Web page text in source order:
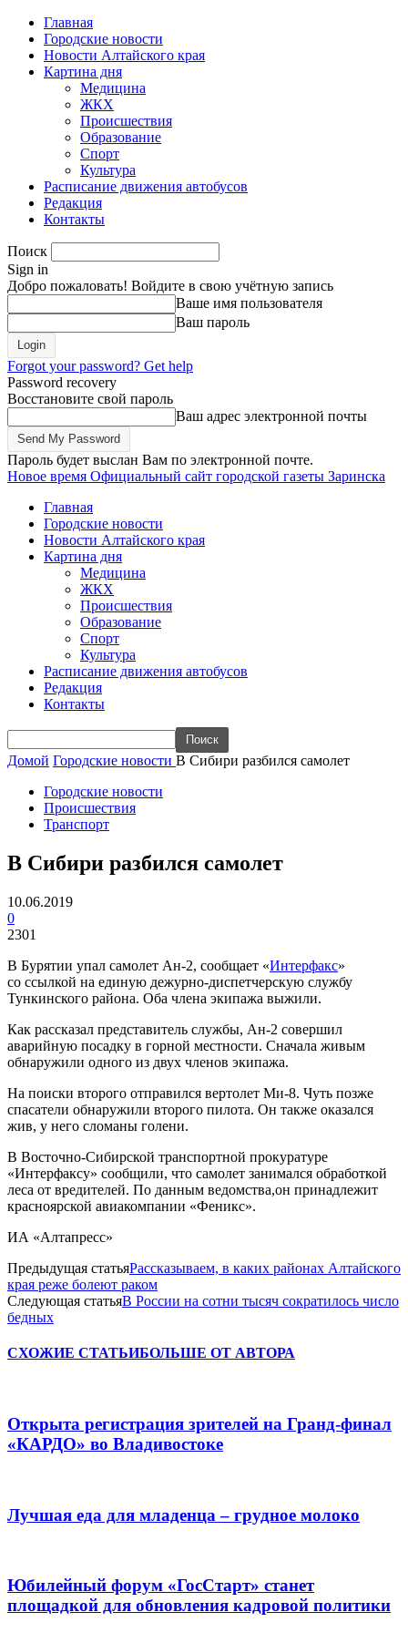
Главная
Городские новости
Новости Алтайского края
Картина дня
Медицина
ЖКХ
Происшествия
Образование
Спорт
Культура
Расписание движения автобусов
Редакция
Контакты
Поиск
Sign in
Добро пожаловать! Войдите в свою учётную запись
Ваше имя пользователя
Ваш пароль
Forgot your password? Get help
Password recovery
Восстановите свой пароль
Ваш адрес электронной почты
Пароль будет выслан Вам по электронной почте.
Новое время Официальный сайт городской газеты Заринска
Главная
Городские новости
Новости Алтайского края
Картина дня
Медицина
ЖКХ
Происшествия
Образование
Спорт
Культура
Расписание движения автобусов
Редакция
Контакты
Домой Городские новости В Сибири разбился самолет
Городские новости
Происшествия
Транспорт
В Сибири разбился самолет
10.06.2019
0
2301
В Бурятии упал самолет Ан-2, сообщает «Интерфакс»
со ссылкой на единую дежурно-диспетчерскую службу
Тункинского района. Оба члена экипажа выжили.
Как рассказал представитель службы, Ан-2 совершил
аварийную посадку в горной местности. Сначала живым
обнаружили одного из двух членов экипажа.
На поиски второго отправился вертолет Ми-8. Чуть позже
спасатели обнаружили второго пилота. Он также оказался
жив, у него сломаны голени.
В Восточно-Сибирской транспортной прокуратуре
«Интерфаксу» сообщили, что самолет занимался обработкой
леса от вредителей. По данным ведомства,он принадлежит
красноярской авиакомпании «Феникс».
ИА «Алтапресс»
Предыдущая статьяРассказываем, в каких районах Алтайского
края реже болеют раком
Следующая статьяВ России на сотни тысяч сократилось число
бедных
СХОЖИЕ СТАТЬИБОЛЬШЕ ОТ АВТОРА
Открыта регистрация зрителей на Гранд-финал
«КАРДО» во Владивостоке
Лучшая еда для младенца – грудное молоко
Юбилейный форум «ГосСтарт» станет
площадкой для обновления кадровой политики